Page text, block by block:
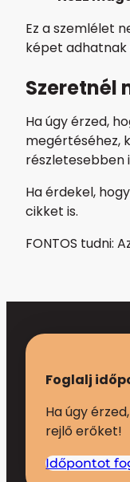
Ez a szemlélet
képet adhatnak
Szeretnél
Ha úgy érzed,
megértéséhez,
részletesebben
Ha érdekel,
cikket is.
FONTOS tudni:
Foglalj
Ha úgy
rejlő erőket!
Időpontot